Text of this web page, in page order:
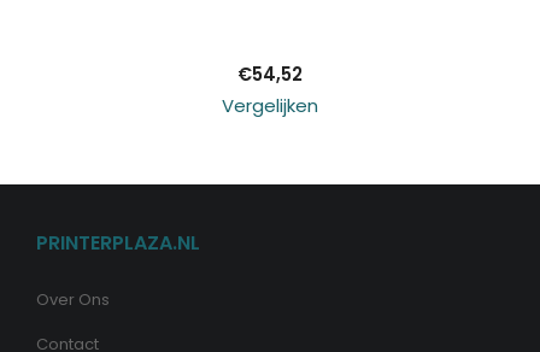
€54,52
Vergelijken
PRINTERPLAZA.NL
Over Ons
Contact